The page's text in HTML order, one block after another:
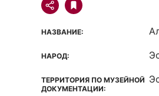
НАЗВАНИЕ:
НАРОД:
ТЕРРИТОРИЯ ПО МУЗЕЙНОЙ
ДОКУМЕНТАЦИИ: